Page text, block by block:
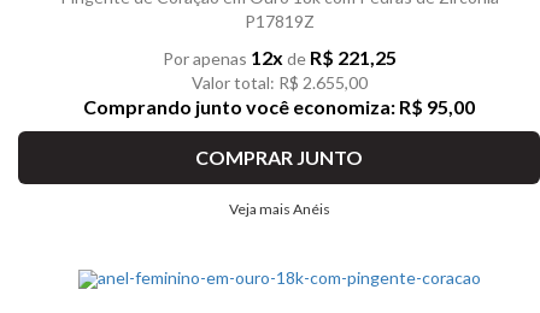
P17819Z
Por apenas 12x de R$ 221,25
Valor total: R$ 2.655,00
Comprando junto você economiza: R$ 95,00
COMPRAR JUNTO
Veja mais Anéis